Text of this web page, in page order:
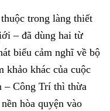
trong làng thiết
– đã dùng hai từ
biểu cảm nghĩ về bộ
khảo khác của cuộc
Công Trí thì thừa
hòa quyện vào